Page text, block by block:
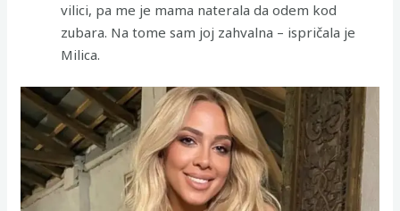
vilici, pa me je mama naterala da odem kod
zubara. Na tome sam joj zahvalna – ispričala je
Milica.